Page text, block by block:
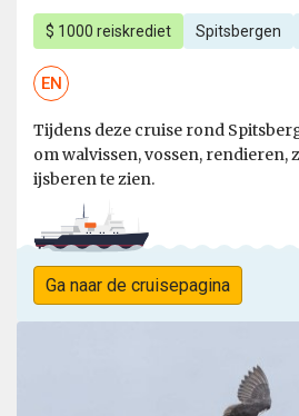
$ 1000 reiskrediet Spitsbergen
EN
Tijdens deze cruise rond
om walvissen, vossen, rendieren,
ijsberen te zien.
Ga naar de cruisepagina